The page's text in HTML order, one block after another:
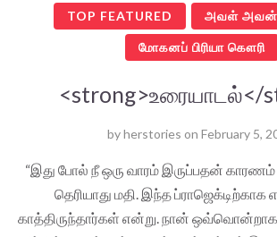
TOP FEATURED அவள் அவன்
மோகனப் பிரியா கௌரி
<strong>உரையாடல்</
byherstories on February 5,
“இது போல் நீ ஒரு வாரம் இருப்பதன்
தெரியாது மதி. இந்த
காத்திருந்தார்கள் என்று. நான்